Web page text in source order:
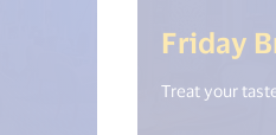
Treat your